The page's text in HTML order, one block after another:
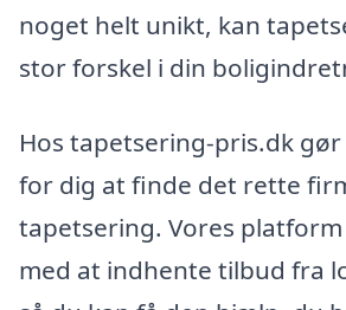
noget helt unikt, kan
stor forskel i din
Hos tapetsering-pris.dk
for dig at finde det rette
tapetsering. Vores
med at indhente tilbud fra